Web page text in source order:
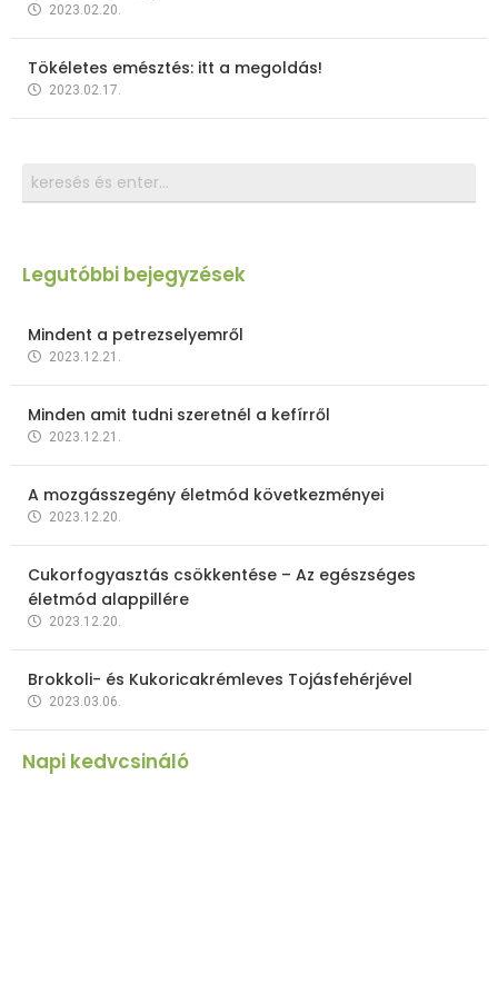
2023.02.20.
Tökéletes emésztés: itt a megoldás!
2023.02.17.
Legutóbbi bejegyzések
Mindent a petrezselyemről
2023.12.21.
Minden amit tudni szeretnél a kefírről
2023.12.21.
A mozgásszegény életmód következményei
2023.12.20.
Cukorfogyasztás csökkentése – Az egészséges
életmód alappillére
2023.12.20.
Brokkoli- és Kukoricakrémleves Tojásfehérjével
2023.03.06.
Napi kedvcsináló